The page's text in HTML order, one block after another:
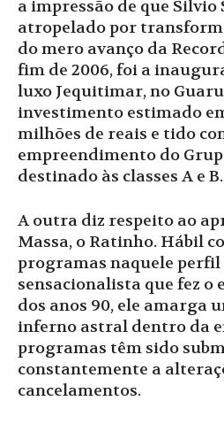
a impressão de que Silvio
atropelado por
do mero avanço da
fim de 2006, foi a
luxo Jequitimar, no
investimento estimado
milhões de reais e tido
empreendimento do
destinado às classes A e B.
A outra diz respeito ao
Massa, o Ratinho. Hábil
programas naquele perfil
sensacionalista que fez o
dos anos 90, ele amarga
inferno astral dentro da
programas têm sido
constantemente a
cancelamentos.